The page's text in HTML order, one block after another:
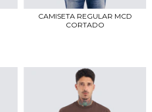
CAMISETA REGULAR MCD
CORTADO